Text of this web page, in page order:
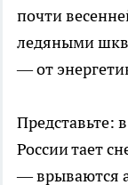
почти
ледяными
— от
Представьте:
России тает
— врываются